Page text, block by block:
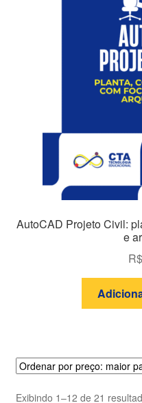
AutoCAD Projeto Civil:
e
R$
Exibindo 1–12 de 21